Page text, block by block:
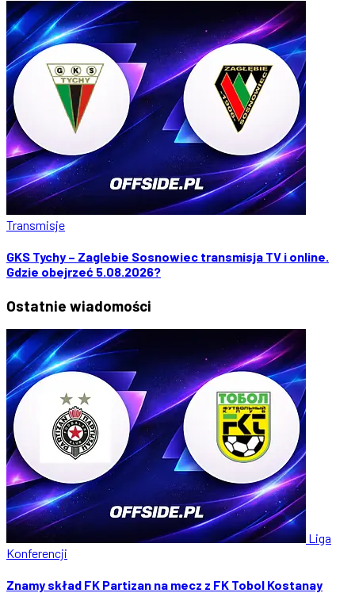
Transmisje
GKS Tychy – Zaglebie Sosnowiec transmisja TV i online.
Gdzie obejrzeć 5.08.2026?
Ostatnie wiadomości
Liga
Konferencji
Znamy skład FK Partizan na mecz z FK Tobol Kostanay